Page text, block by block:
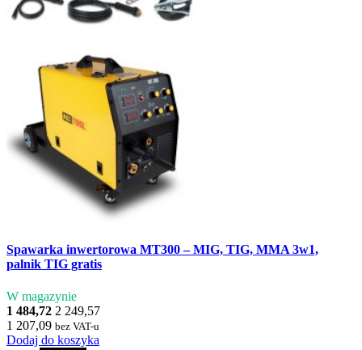
Spawarka inwertorowa MT300 – MIG, TIG, MMA 3w1,
palnik TIG gratis
W magazynie
1 484,72 2 249,57
1 207,09 bez VAT-u
Dodaj do koszyka